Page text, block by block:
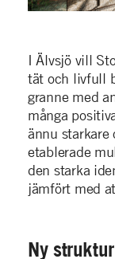
I Älvsjö vill
tät och livfull
granne med
många
ännu starkare
etablerade
den starka
jämfört med
Ny